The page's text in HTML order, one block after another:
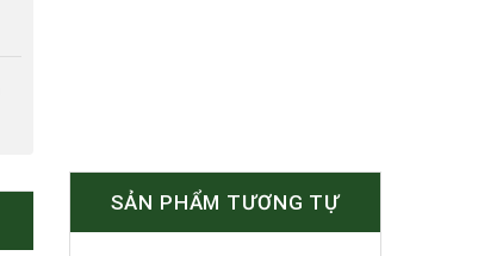
SẢN PHẨM TƯƠNG TỰ